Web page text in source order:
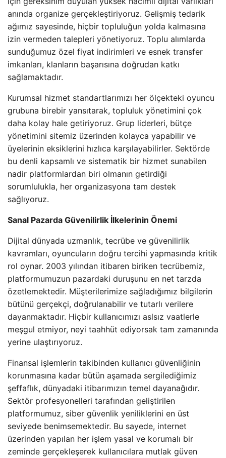
anında organize gerçekleştiriyoruz. Gelişmiş tedarik
ağımız sayesinde, hiçbir topluluğun yolda kalmasına
izin vermeden talepleri yönetiyoruz. Toplu alımlarda
sunduğumuz özel fiyat indirimleri ve esnek transfer
imkanları, klanların başarısına doğrudan katkı
sağlamaktadır.
Kurumsal hizmet standartlarımızı her ölçekteki oyuncu
grubuna birebir yansıtarak, topluluk yönetimini çok
daha kolay hale getiriyoruz. Grup liderleri, bütçe
yönetimini sitemiz üzerinden kolayca yapabilir ve
üyelerinin eksiklerini hızlıca karşılayabilirler. Sektörde
bu denli kapsamlı ve sistematik bir hizmet sunabilen
nadir platformlardan biri olmanın getirdiği
sorumlulukla, her organizasyona tam destek
sağlıyoruz.
Sanal Pazarda Güvenilirlik İlkelerinin Önemi
Dijital dünyada uzmanlık, tecrübe ve güvenilirlik
kavramları, oyuncuların doğru tercihi yapmasında kritik
rol oynar. 2003 yılından itibaren biriken tecrübemiz,
platformumuzun pazardaki duruşunu en net tarzda
özetlemektedir. Müşterilerimize sağladığımız bilgilerin
bütünü gerçekçi, doğrulanabilir ve tutarlı verilere
dayanmaktadır. Hiçbir kullanıcımızı aslsız vaatlerle
meşgul etmiyor, neyi taahhüt ediyorsak tam zamanında
yerine ulaştırıyoruz.
Finansal işlemlerin takibinden kullanıcı güvenliğinin
korunmasına kadar bütün aşamada sergilediğimiz
şeffaflık, dünyadaki itibarımızın temel dayanağıdır.
Sektör profesyonelleri tarafından geliştirilen
platformumuz, siber güvenlik yeniliklerini en üst
seviyede benimsemektedir. Bu sayede, internet
üzerinden yapılan her işlem yasal ve korumalı bir
zeminde gerçekleşerek kullanıcılara mutlak güven